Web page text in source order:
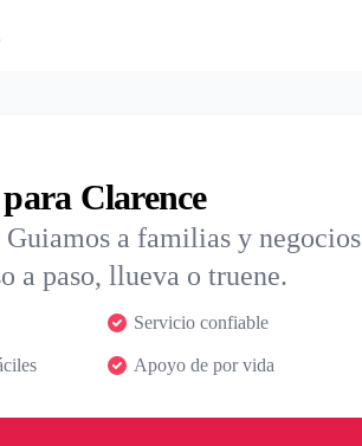
Clarence
a familias y negocios
a paso, llueva o truene.
Servicio confiable
Apoyo de por vida